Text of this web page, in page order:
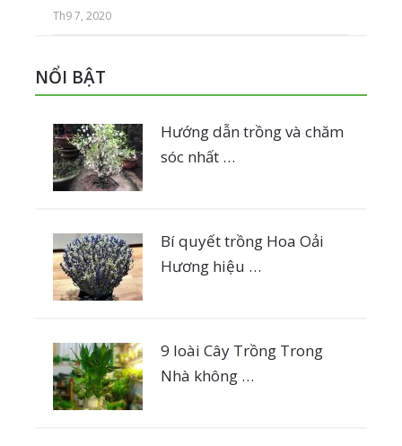
Th9 7, 2020
NỔI BẬT
Hướng dẫn trồng và chăm
sóc nhất …
Bí quyết trồng Hoa Oải
Hương hiệu …
9 loài Cây Trồng Trong
Nhà không …